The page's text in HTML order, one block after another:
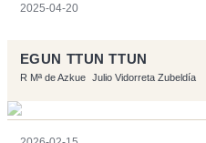
2025-04-20
EGUN TTUN TTUN
R Mª de Azkue Julio Vidorreta Zubeldía